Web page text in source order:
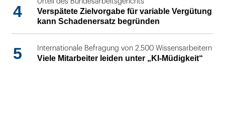
4
Verspätete Zielvorgabe für variable Vergütung
kann Schadenersatz begründen
5 Internationale Befragung von 2.500 Wissensarbeitern
Viele Mitarbeiter leiden unter „KI-Müdigkeit“